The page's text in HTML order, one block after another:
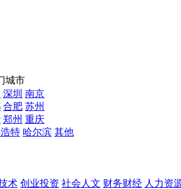
城市
深圳 南京
合肥 苏州
郑州 重庆
特 哈尔滨 其他
术 创业投资 社会人文 财务财经 人力资